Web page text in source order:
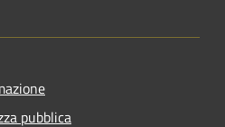
pubblica